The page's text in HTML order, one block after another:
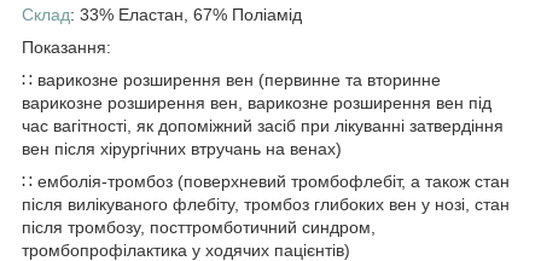
Склад: 33% Еластан, 67% Поліамід
Показання:
∷ варикозне розширення вен (первинне та вторинне
варикозне розширення вен, варикозне розширення вен під
час вагітності, як допоміжний засіб при лікуванні затвердіння
вен після хірургічних втручань на венах)
∷ емболія-тромбоз (поверхневий тромбофлебіт, а також стан
після вилікуваного флебіту, тромбоз глибоких вен у нозі, стан
після тромбозу, посттромботичний синдром,
тромбопрофілактика у ходячих пацієнтів)